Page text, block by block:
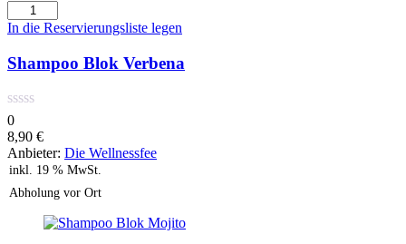
Shampoo
Blok
Menge
In die Reservierungsliste legen
Shampoo Blok Verbena
0
8,90 €
Anbieter: Die Wellnessfee
inkl. 19 % MwSt.
Abholung vor Ort